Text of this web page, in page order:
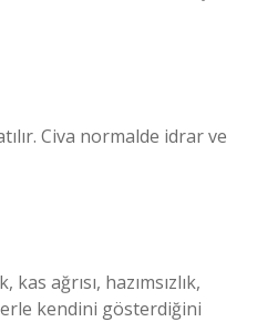
Civa normalde idrar ve
ağrısı, hazımsızlık,
kendini gösterdiğini